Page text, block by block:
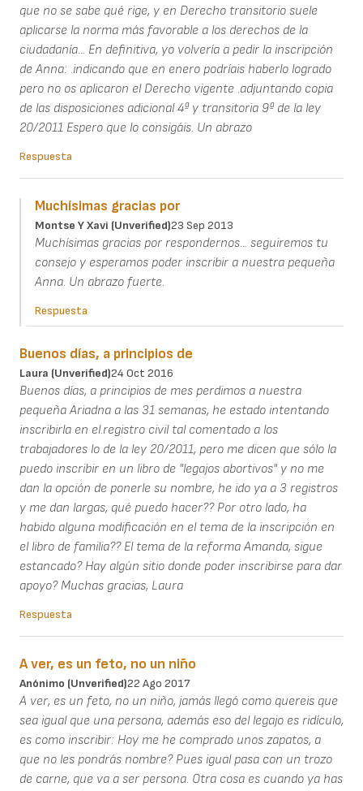
que no se sabe qué rige, y en Derecho transitorio suele
aplicarse la norma más favorable a los derechos de la
ciudadanía... En definitiva, yo volvería a pedir la inscripción
de Anna: .indicando que en enero podríais haberlo logrado
pero no os aplicaron el Derecho vigente .adjuntando copia
de las disposiciones adicional 4ª y transitoria 9ª de la ley
20/2011 Espero que lo consigáis. Un abrazo
Respuesta
Muchísimas gracias por
Montse Y Xavi (unverified)23 Sep 2013
Muchísimas gracias por respondernos... seguiremos tu
consejo y esperamos poder inscribir a nuestra pequeña
Anna. Un abrazo fuerte.
Respuesta
Buenos días, a principios de
Laura (unverified)24 Oct 2016
Buenos días, a principios de mes perdimos a nuestra
pequeña Ariadna a las 31 semanas, he estado intentando
inscribirla en el.registro civil tal comentado a los
trabajadores lo de la ley 20/2011, pero me dicen que sólo la
puedo inscribir en un libro de "legajos abortivos" y no me
dan la opción de ponerle su nombre, he ido ya a 3 registros
y me dan largas, qué puedo hacer?? Por otro lado, ha
habido alguna modificación en el tema de la inscripción en
el libro de familia?? El tema de la reforma Amanda, sigue
estancado? Hay algún sitio donde poder inscribirse para dar
apoyo? Muchas gracias, Laura
Respuesta
A ver, es un feto, no un niño
Anónimo (unverified)22 Ago 2017
A ver, es un feto, no un niño, jamás llegó como quereis que
sea igual que una persona, además eso del legajo es ridículo,
es como inscribir: Hoy me he comprado unos zapatos, a
que no les pondrás nombre? Pues igual pasa con un trozo
de carne, que va a ser persona. Otra cosa es cuando ya has